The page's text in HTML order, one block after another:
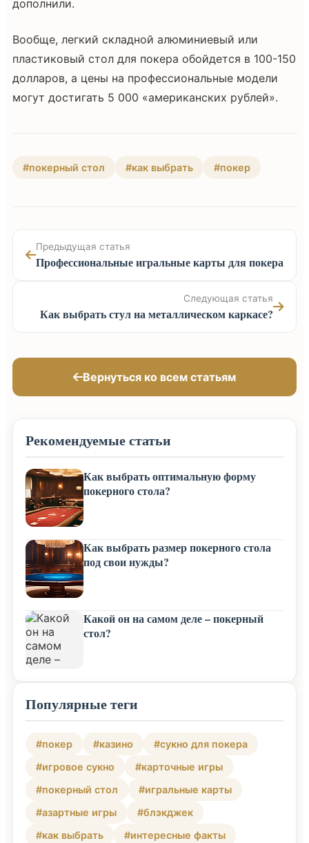
дополнили.
Вообще, легкий складной алюминиевый или
пластиковый стол для покера обойдется в 100-150
долларов, а цены на профессиональные модели
могут достигать 5 000 «американских рублей».
#покерный стол #как выбрать #покер
Предыдущая статья
Профессиональные игральные карты для покера
Следующая статья
Как выбрать стул на металлическом каркасе?
Вернуться ко всем статьям
Рекомендуемые статьи
Как выбрать оптимальную форму
покерного стола?
Как выбрать размер покерного стола
под свои нужды?
Какой он на самом деле – покерный
стол?
Популярные теги
#покер #казино
#сукно для покера
#игровое сукно
#карточные игры
#покерный стол
#игральные карты
#азартные игры
#блэкджек
#как выбрать
#интересные факты